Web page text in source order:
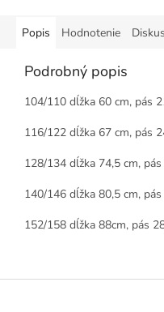
Popis Hodnotenie
Podrobný popis
104/110 dĺžka 60 cm, pás
116/122 dĺžka 67 cm, pás
128/134 dĺžka 74,5 cm,
140/146 dĺžka 80,5 cm,
152/158 dĺžka 88cm, pás
Z